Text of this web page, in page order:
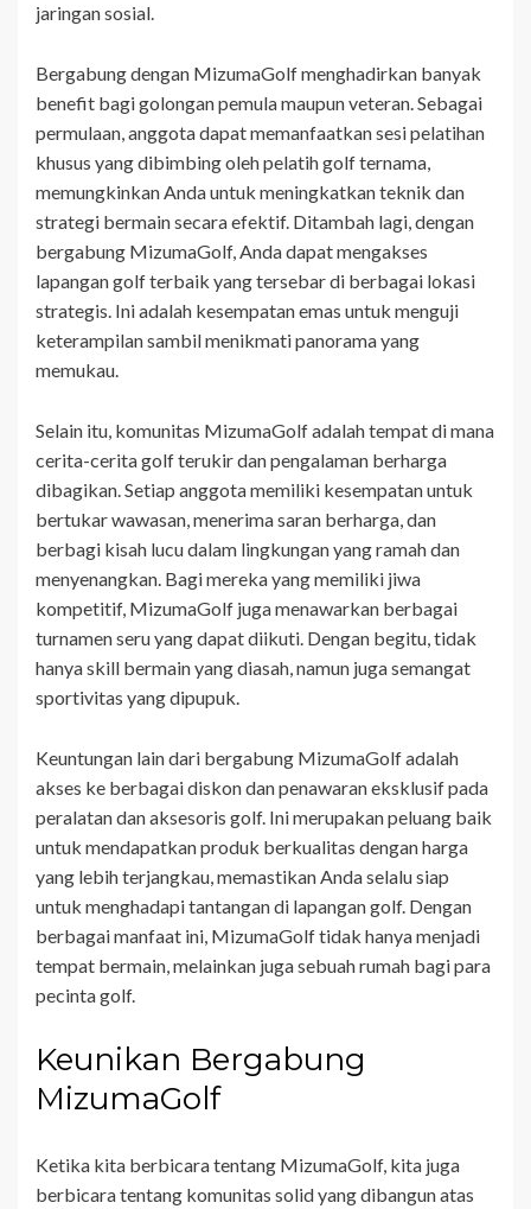
jaringan sosial.
Bergabung dengan MizumaGolf menghadirkan banyak
benefit bagi golongan pemula maupun veteran. Sebagai
permulaan, anggota dapat memanfaatkan sesi pelatihan
khusus yang dibimbing oleh pelatih golf ternama,
memungkinkan Anda untuk meningkatkan teknik dan
strategi bermain secara efektif. Ditambah lagi, dengan
bergabung MizumaGolf, Anda dapat mengakses
lapangan golf terbaik yang tersebar di berbagai lokasi
strategis. Ini adalah kesempatan emas untuk menguji
keterampilan sambil menikmati panorama yang
memukau.
Selain itu, komunitas MizumaGolf adalah tempat di mana
cerita-cerita golf terukir dan pengalaman berharga
dibagikan. Setiap anggota memiliki kesempatan untuk
bertukar wawasan, menerima saran berharga, dan
berbagi kisah lucu dalam lingkungan yang ramah dan
menyenangkan. Bagi mereka yang memiliki jiwa
kompetitif, MizumaGolf juga menawarkan berbagai
turnamen seru yang dapat diikuti. Dengan begitu, tidak
hanya skill bermain yang diasah, namun juga semangat
sportivitas yang dipupuk.
Keuntungan lain dari bergabung MizumaGolf adalah
akses ke berbagai diskon dan penawaran eksklusif pada
peralatan dan aksesoris golf. Ini merupakan peluang baik
untuk mendapatkan produk berkualitas dengan harga
yang lebih terjangkau, memastikan Anda selalu siap
untuk menghadapi tantangan di lapangan golf. Dengan
berbagai manfaat ini, MizumaGolf tidak hanya menjadi
tempat bermain, melainkan juga sebuah rumah bagi para
pecinta golf.
Keunikan Bergabung
MizumaGolf
Ketika kita berbicara tentang MizumaGolf, kita juga
berbicara tentang komunitas solid yang dibangun atas